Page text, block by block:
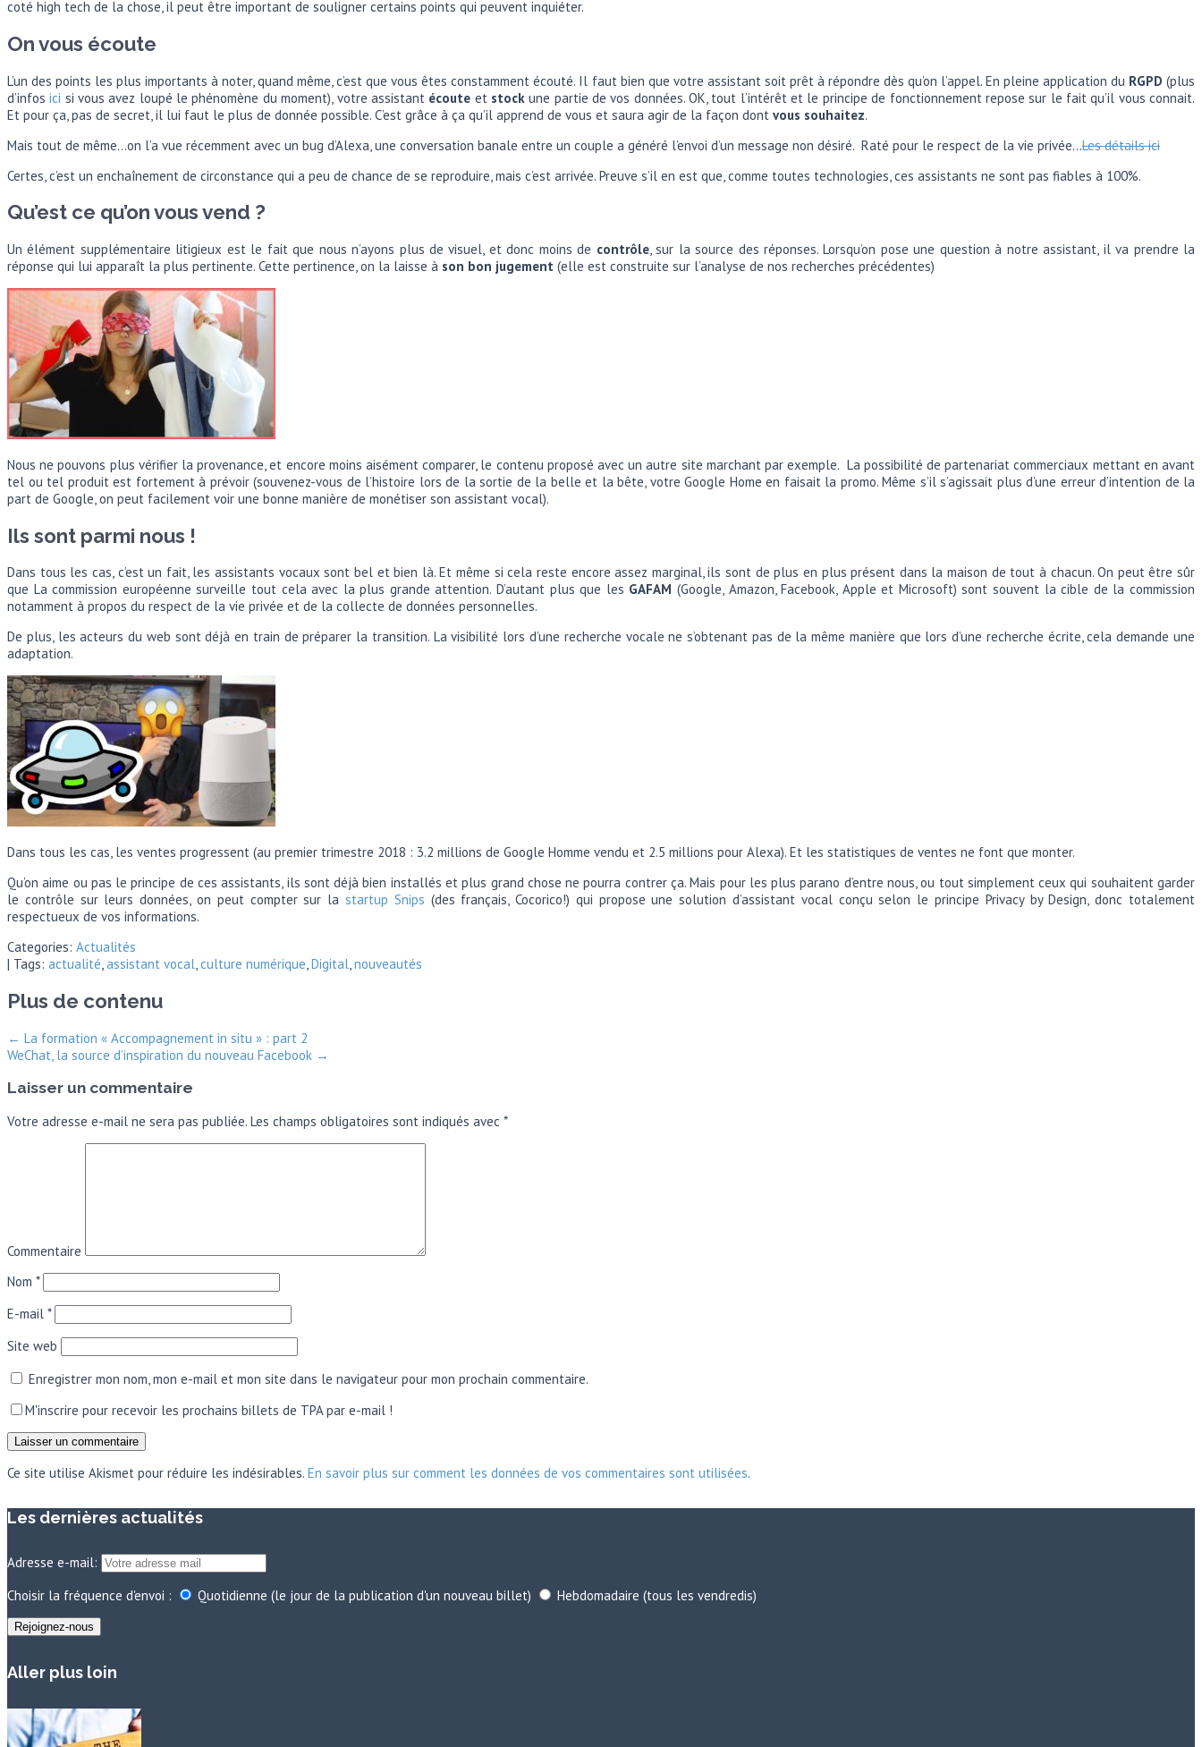
coté high tech de la chose, il peut être important de souligner certains points qui peuvent inquiéter.
On vous écoute
L’un des points les plus importants à noter, quand même, c’est que vous êtes constamment écouté. Il faut bien que votre assistant soit prêt à répondre dès qu’on l’appel. En pleine application du RGPD (plus
d’infosici si vous avez loupé le phénomène du moment), votre assistant écoute et stock une partie de vos données. OK, tout l’intérêt et le principe de fonctionnement repose sur le fait qu’il vous connait.
Et pour ça, pas de secret, il lui faut le plus de donnée possible. C’est grâce à ça qu’il apprend de vous et saura agir de la façon dont vous souhaitez.
Mais tout de même…on l’a vue récemment avec un bug d’Alexa, une conversation banale entre un couple a généré l’envoi d’un message non désiré. Raté pour le respect de la vie privée…Les détails ici
Certes, c’est un enchaînement de circonstance qui a peu de chance de se reproduire, mais c’est arrivée. Preuve s’il en est que, comme toutes technologies, ces assistants ne sont pas fiables à 100%.
Qu’est ce qu’on vous vend ?
Un élément supplémentaire litigieux est le fait que nous n’ayons plus de visuel, et donc moins de contrôle, sur la source des réponses. Lorsqu’on pose une question à notre assistant, il va prendre la
réponse qui lui apparaît la plus pertinente. Cette pertinence, on la laisse à son bon jugement (elle est construite sur l’analyse de nos recherches précédentes)
Nous ne pouvons plus vérifier la provenance, et encore moins aisément comparer, le contenu proposé avec un autre site marchant par exemple. La possibilité de partenariat commerciaux mettant en avant
tel ou tel produit est fortement à prévoir (souvenez-vous de l’histoire lors de la sortie de la belle et la bête, votre Google Home en faisait la promo. Même s’il s’agissait plus d’une erreur d’intention de la
part de Google, on peut facilement voir une bonne manière de monétiser son assistant vocal).
Ils sont parmi nous !
Dans tous les cas, c’est un fait, les assistants vocaux sont bel et bien là. Et même si cela reste encore assez marginal, ils sont de plus en plus présent dans la maison de tout à chacun. On peut être sûr
que La commission européenne surveille tout cela avec la plus grande attention. D’autant plus que les GAFAM (Google, Amazon, Facebook, Apple et Microsoft) sont souvent la cible de la commission
notamment à propos du respect de la vie privée et de la collecte de données personnelles.
De plus, les acteurs du web sont déjà en train de préparer la transition. La visibilité lors d’une recherche vocale ne s’obtenant pas de la même manière que lors d’une recherche écrite, cela demande une
adaptation.
Dans tous les cas, les ventes progressent (au premier trimestre 2018 : 3.2 millions de Google Homme vendu et 2.5 millions pour Alexa). Et les statistiques de ventes ne font que monter.
Qu’on aime ou pas le principe de ces assistants, ils sont déjà bien installés et plus grand chose ne pourra contrer ça. Mais pour les plus parano d’entre nous, ou tout simplement ceux qui souhaitent garder
le contrôle sur leurs données, on peut compter sur la startup Snips (des français, Cocorico!) qui propose une solution d’assistant vocal conçu selon le principe Privacy by Design, donc totalement
respectueux de vos informations.
Categories: Actualités
| Tags: actualité,assistant vocal,culture numérique,Digital,nouveautés
Plus de contenu
← La formation « Accompagnement in situ » : part 2
WeChat, la source d’inspiration du nouveau Facebook →
Laisser un commentaire
Votre adresse e-mail ne sera pas publiée. Les champs obligatoires sont indiqués avec *
Commentaire
Nom *
E-mail *
Site web
Enregistrer mon nom, mon e-mail et mon site dans le navigateur pour mon prochain commentaire.
M'inscrire pour recevoir les prochains billets de TPA par e-mail !
Ce site utilise Akismet pour réduire les indésirables. En savoir plus sur comment les données de vos commentaires sont utilisées.
Les dernières actualités
Adresse e-mail:
Choisir la fréquence d'envoi :
Quotidienne (le jour de la publication d'un nouveau billet) Hebdomadaire (tous les vendredis)
Aller plus loin